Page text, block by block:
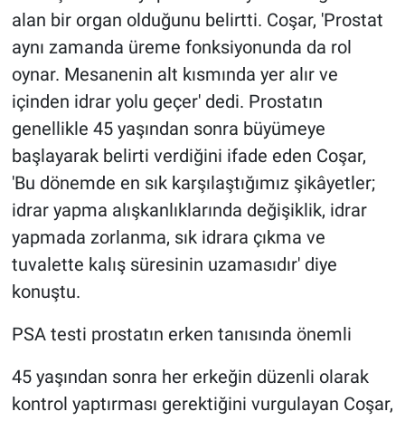
alan bir organ olduğunu belirtti. Coşar, 'Prostat
aynı zamanda üreme fonksiyonunda da rol
oynar. Mesanenin alt kısmında yer alır ve
içinden idrar yolu geçer' dedi. Prostatın
genellikle 45 yaşından sonra büyümeye
başlayarak belirti verdiğini ifade eden Coşar,
'Bu dönemde en sık karşılaştığımız şikâyetler;
idrar yapma alışkanlıklarında değişiklik, idrar
yapmada zorlanma, sık idrara çıkma ve
tuvalette kalış süresinin uzamasıdır' diye
konuştu.
PSA testi prostatın erken tanısında önemli
45 yaşından sonra her erkeğin düzenli olarak
kontrol yaptırması gerektiğini vurgulayan Coşar,